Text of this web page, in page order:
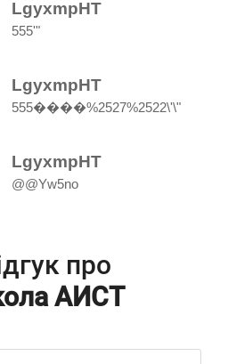
LgyxmpHT
555'"
LgyxmpHT
555����%2527%2522\'\"
LgyxmpHT
@@Yw5no
про
АИСТ